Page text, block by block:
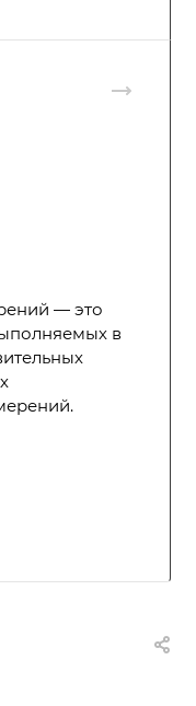
— это
в